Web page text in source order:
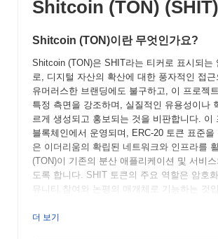
Shitcoin (TON) (SHIT)
Shitcoin (TON)이란 무엇인가요?
Shitcoin (TON)은 SHIT라는 티커로 표시되는
로, 디지털 자산의 확산에 대한 풍자적인 접
유머러스한 브랜딩에도 불구하고, 이 프로젝
특정 측면을 강조하며, 실질적인 유용성이나
르게 생성되고 홍보되는 것을 비판합니다. 이
블록체인에서 운영되며, ERC-20 토큰 표준을
은 이더리움의 확립된 네트워크와 인프라를
(TON)이 기존의 분산 애플리케이션 및 서비
도록 합니다. SHIT 토큰의 주요 역할은 암호
뮤니티 참여와 논평의 매개체로 기능하는 것
별화됩니다. 이름을 수용함으로써, 이 프로젝
더 보기